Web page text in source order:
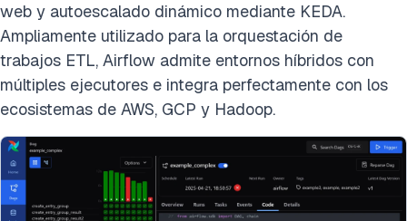
web y autoescalado dinámico mediante KEDA.
Ampliamente utilizado para la orquestación de
trabajos ETL, Airflow admite entornos híbridos con
múltiples ejecutores e integra perfectamente con los
ecosistemas de AWS, GCP y Hadoop.